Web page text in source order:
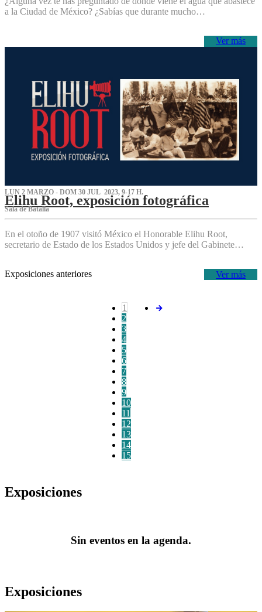
a la Ciudad de México? ¿Sabías que durante mucho…
Ver más
LUN 2 MARZO - DOM 30 JUL 2023, 9-17 H.
Elihu Root, exposición fotográfica
Sala de Batalla
En el otoño de 1907 visitó México el Honorable Elihu Root,
secretario de Estado de los Estados Unidos y jefe del Gabinete…
Ver más
Exposiciones anteriores
1
2
3
4
5
6
7
8
9
10
11
12
13
14
15
Exposiciones
Sin eventos en la agenda.
Exposiciones